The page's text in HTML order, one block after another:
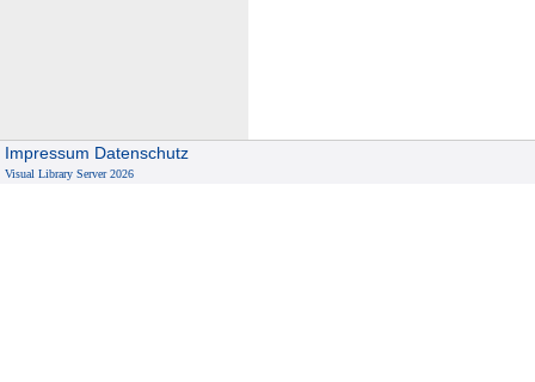
Impressum Datenschutz
Visual Library Server 2026